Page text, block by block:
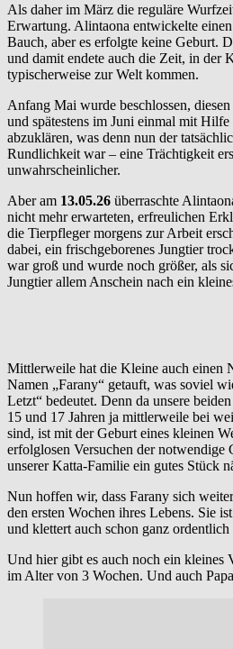
Als daher im März die reguläre
Erwartung. Alintaona entwickelte
Bauch, aber es erfolgte keine Geburt.
und damit endete auch die Zeit, in der
typischerweise zur Welt kommen.
Anfang Mai wurde beschlossen,
und spätestens im Juni einmal mit
abzuklären, was denn nun der
Rundlichkeit war – eine Trächtigkeit
unwahrscheinlicher.
Aber am 13.05.26 überraschte
nicht mehr erwarteten, erfreulichen
die Tierpfleger morgens zur Arbeit
dabei, ein frischgeborenes Jungtier
war groß und wurde noch größer, als
Jungtier allem Anschein nach ein
Mittlerweile hat die Kleine auch einen
Namen „Farany“ getauft, was soviel
Letzt“ bedeutet. Denn da unsere
15 und 17 Jahren ja mittlerweile bei
sind, ist mit der Geburt eines kleinen
erfolglosen Versuchen der notwendige
unserer Katta-Familie ein gutes Stück
Nun hoffen wir, dass Farany sich
den ersten Wochen ihres Lebens. Sie
und klettert auch schon ganz
Und hier gibt es auch noch ein
im Alter von 3 Wochen. Und auch